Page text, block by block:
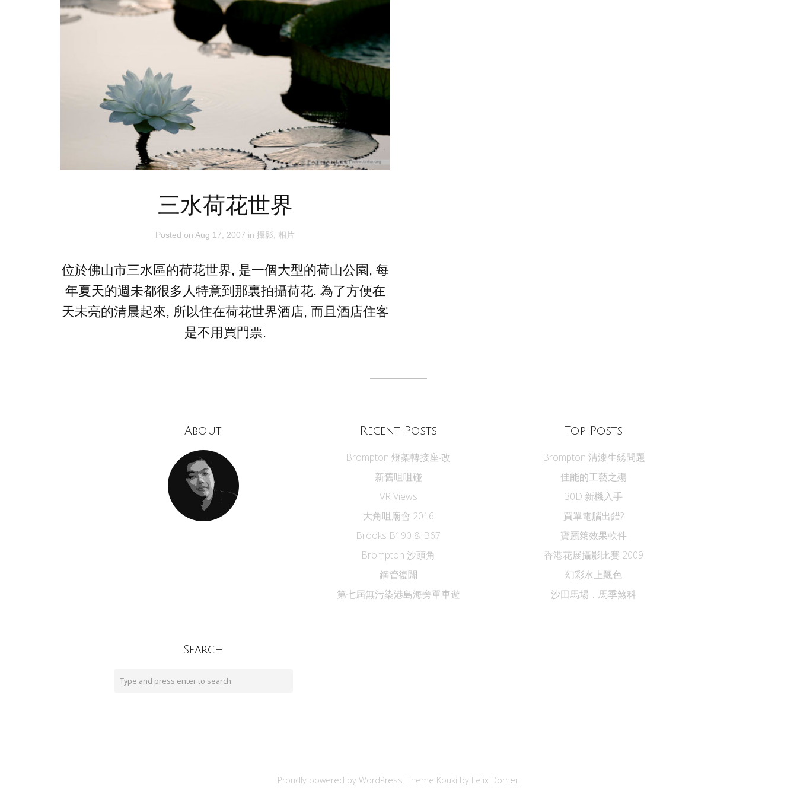
三水荷花世界
Posted on Aug 17, 2007 in 攝影 相片
位於佛山市三水區的荷花世界, 是一個大型的荷山公園, 每
年夏天的週未都很多人特意到那裏拍攝荷花. 為了方便在
天未亮的清晨起來, 所以住在荷花世界酒店, 而且酒店住客
是不用買門票.
About Recent Posts
Brompton 燈架轉接座‧改
新舊咀咀碰
VR Views
大角咀廟會 2016
Brooks B190 & B67
Brompton 沙頭角
鋼管復闢
第七屆無污染港島海旁單車遊
Top Posts
Brompton 清漆生銹問題
佳能的工藝之殤
30D 新機入手
買單電腦出錯?
寶麗箂效果軟件
香港花展攝影比賽 2009
幻彩水上飄色
沙田馬場．馬季煞科
Search
Proudly powered by WordPress. Theme Kouki by Felix Dorner.